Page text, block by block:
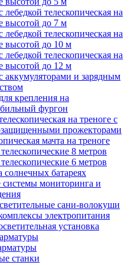
лебедкой телескопическая на
высотой до 7 м
лебедкой телескопическая на
высотой до 10 м
лебедкой телескопическая на
высотой до 12 м
аккумуляторами и зарядным
крепления на
фургон
на треноге с
прожекторами
мачта на треноге
8 метров
6 метров
солнечных батареях
мониторинга и
сани-волокуши
электропитания
установка
станки